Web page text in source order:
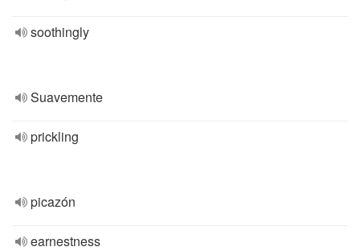
soothingly
Suavemente
prickling
picazón
earnestness